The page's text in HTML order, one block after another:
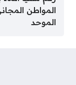
المواطن
الموحد